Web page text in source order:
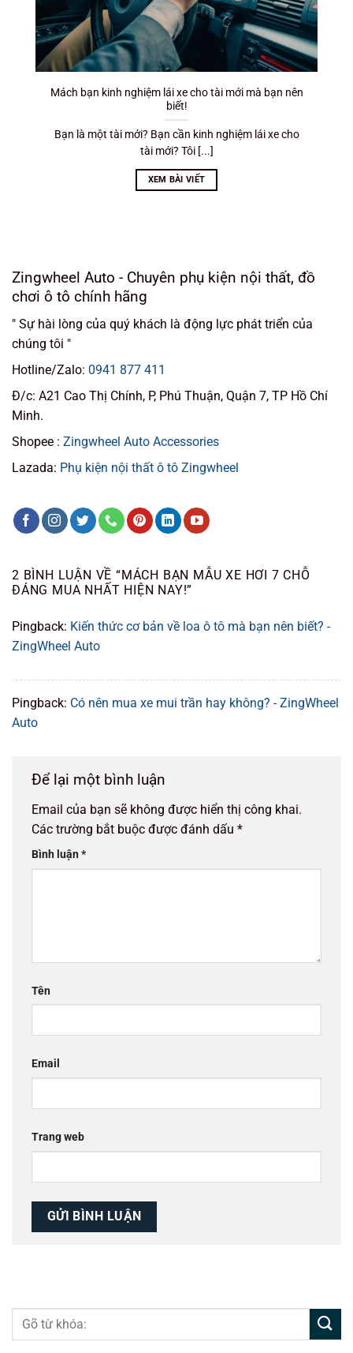
Mách bạn kinh nghiệm lái xe cho tài mới mà bạn nên
biết!
Bạn là một tài mới? Bạn cần kinh nghiệm lái xe cho
tài mới? Tôi [...]
XEM BÀI VIẾT
Zingwheel Auto - Chuyên phụ kiện nội thất, đồ
chơi ô tô chính hãng
" Sự hài lòng của quý khách là động lực phát triển của
chúng tôi "
Hotline/Zalo: 0941 877 411
Đ/c: A21 Cao Thị Chính, P, Phú Thuận, Quận 7, TP Hồ Chí
Minh.
Shopee : Zingwheel Auto Accessories
Lazada: Phụ kiện nội thất ô tô Zingwheel
2 BÌNH LUẬN VỀ “MÁCH BẠN MẪU XE HƠI 7 CHỖ
ĐÁNG MUA NHẤT HIỆN NAY!”
Pingback: Kiến thức cơ bản về loa ô tô mà bạn nên biết? -
ZingWheel Auto
Pingback: Có nên mua xe mui trần hay không? - ZingWheel
Auto
Để lại một bình luận
Email của bạn sẽ không được hiển thị công khai.
Các trường bắt buộc được đánh dấu *
Bình luận*
Tên
Email
Trang web